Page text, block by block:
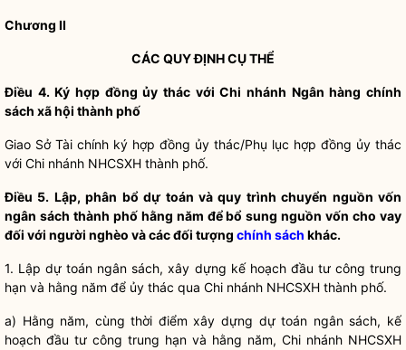
Chương II
CÁC QUY ĐỊNH CỤ THỂ
Điều 4. Ký hợp đồng ủy thác với Chi nhánh Ngân hàng chính
sách xã hội thành phố
Giao Sở Tài chính ký hợp đồng ủy thác/Phụ lục hợp đồng ủy thác
với Chi nhánh NHCSXH thành phố.
Điều 5. Lập, phân bổ dự toán và quy trình chuyển nguồn vốn
ngân sách thành phố hằng năm để bổ sung nguồn vốn cho vay
đối với người nghèo và các đối tượng chính sách khác.
1. Lập dự toán ngân sách, xây dựng kế hoạch đầu tư công trung
hạn và hằng năm để ủy thác qua Chi nhánh NHCSXH thành phố.
a) Hằng năm, cùng thời điểm xây dựng dự toán ngân sách, kế
hoạch đầu tư công trung hạn và hằng năm, Chi nhánh NHCSXH